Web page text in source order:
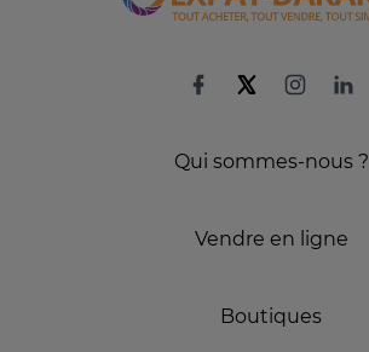
Qui sommes-nous ?
Vendre en ligne
Boutiques